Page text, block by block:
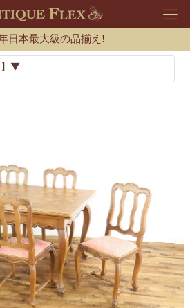
日本最大級の品揃え!
】▼